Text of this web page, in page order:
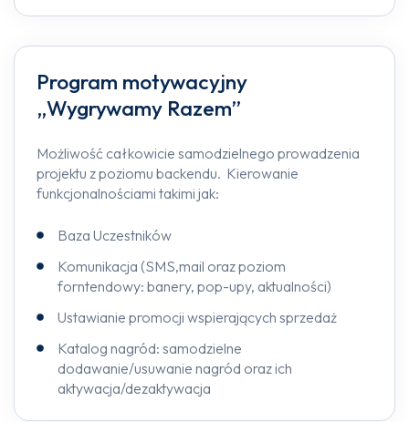
Program motywacyjny
„Wygrywamy Razem”
Możliwość całkowicie samodzielnego prowadzenia
projektu z poziomu backendu. Kierowanie
funkcjonalnościami takimi jak:
Baza Uczestników
Komunikacja (SMS,mail oraz poziom
forntendowy: banery, pop-upy, aktualności)
Ustawianie promocji wspierających sprzedaż
Katalog nagród: samodzielne
dodawanie/usuwanie nagród oraz ich
aktywacja/dezaktywacja